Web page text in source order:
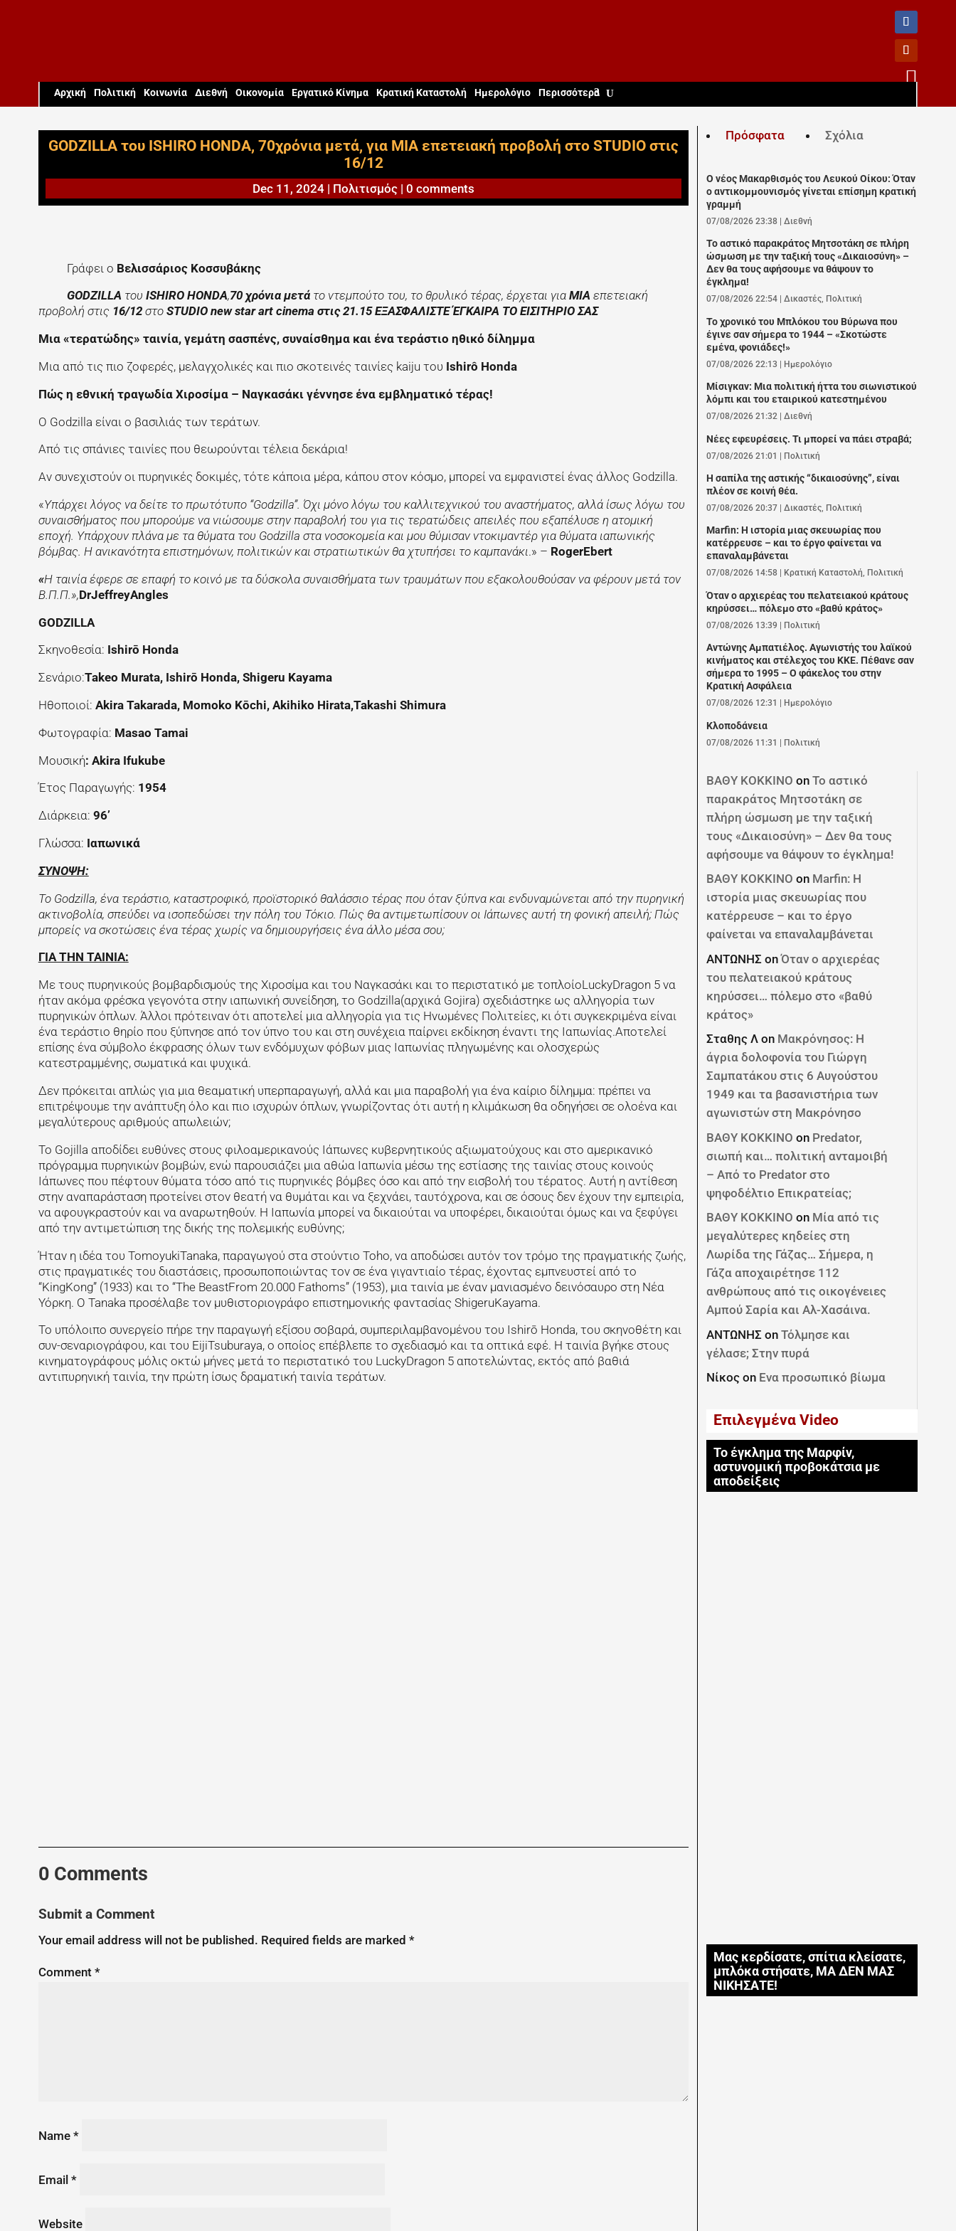

Aρχική Πολιτική Κοινωνία Διεθνή Οικονομία Εργατικό Κίνημα Κρατική Καταστολή Ημερολόγιο Περισσότερα
GODZILLA του ISHIRO HONDA, 70χρόνια μετά, για ΜΙΑ επετειακή προβολή στο STUDIO στις
16/12
Dec 11, 2024| Πολιτισμός| 0 comments
Γράφει ο Βελισσάριος Κοσσυβάκης
GODZILLA του ISHIRO HONDA,70 χρόνια μετάτο ντεμπούτο του, το θρυλικό τέρας, έρχεται γιαΜΙΑ επετειακή
προβολή στις 16/12στο STUDIO new star art cinema στις 21.15 ΕΞΑΣΦΑΛΙΣΤΕ ΈΓΚΑΙΡΑ ΤΟ ΕΙΣΙΤΗΡΙΟ ΣΑΣ
Μια «τερατώδης» ταινία, γεμάτη σασπένς, συναίσθημα και ένα τεράστιο ηθικό δίλημμα
Μια από τις πιο ζοφερές, μελαγχολικές και πιο σκοτεινές ταινίες kaiju του Ishirô Honda
Πώς η εθνική τραγωδία Χιροσίμα – Ναγκασάκι γέννησε ένα εμβληματικό τέρας!
Ο Godzilla είναι ο βασιλιάς των τεράτων.
Από τις σπάνιες ταινίες που θεωρούνται τέλεια δεκάρια!
Αν συνεχιστούν οι πυρηνικές δοκιμές, τότε κάποια μέρα, κάπου στον κόσμο, μπορεί να εμφανιστεί ένας άλλος Godzilla.
«Υπάρχει λόγος να δείτε το πρωτότυπο “Godzilla”. Όχι μόνο λόγω του καλλιτεχνικού του αναστήματος, αλλά ίσως λόγω του
συναισθήματος που μπορούμε να νιώσουμε στην παραβολή του για τις τερατώδεις απειλές που εξαπέλυσε η ατομική
εποχή. Υπάρχουν πλάνα με τα θύματα του Godzilla στα νοσοκομεία και μου θύμισαν ντοκιμαντέρ για θύματα ιαπωνικής
βόμβας. Η ανικανότητα επιστημόνων, πολιτικών και στρατιωτικών θα χτυπήσει το καμπανάκι.» – RogerEbert
«Η ταινία έφερε σε επαφή το κοινό με τα δύσκολα συναισθήματα των τραυμάτων που εξακολουθούσαν να φέρουν μετά τον
Β.Π.Π.»,DrJeffreyAngles
GODZILLA
Σκηνοθεσία: Ishirō Honda
Σενάριο:Takeo Murata, Ishirō Honda, Shigeru Kayama
Ηθοποιοί: Akira Takarada, Momoko Kōchi, Akihiko Hirata,Takashi Shimura
Φωτογραφία: Masao Tamai
Μουσική: Akira Ifukube
Έτος Παραγωγής: 1954
Διάρκεια: 96’
Γλώσσα: Ιαπωνικά
ΣΥΝΟΨΗ:
Το Godzilla, ένα τεράστιο, καταστροφικό, προϊστορικό θαλάσσιο τέρας που όταν ξύπνα και ενδυναμώνεται από την πυρηνική
ακτινοβολία, σπεύδει να ισοπεδώσει την πόλη του Τόκιο. Πώς θα αντιμετωπίσουν οι Ιάπωνες αυτή τη φονική απειλή; Πώς
μπορείς να σκοτώσεις ένα τέρας χωρίς να δημιουργήσεις ένα άλλο μέσα σου;
ΓΙΑ ΤΗΝ ΤΑΙΝΙΑ:
Με τους πυρηνικούς βομβαρδισμούς της Χιροσίμα και του Ναγκασάκι και το περιστατικό με τοπλοίοLuckyDragon 5 να
ήταν ακόμα φρέσκα γεγονότα στην ιαπωνική συνείδηση, το Godzilla(αρχικά Gojira) σχεδιάστηκε ως αλληγορία των
πυρηνικών όπλων. Άλλοι πρότειναν ότι αποτελεί μια αλληγορία για τις Ηνωμένες Πολιτείες, κι ότι συγκεκριμένα είναι
ένα τεράστιο θηρίο που ξύπνησε από τον ύπνο του και στη συνέχεια παίρνει εκδίκηση έναντι της Ιαπωνίας.Αποτελεί
επίσης ένα σύμβολο έκφρασης όλων των ενδόμυχων φόβων μιας Ιαπωνίας πληγωμένης και ολοσχερώς
κατεστραμμένης, σωματικά και ψυχικά.
Δεν πρόκειται απλώς για μια θεαματική υπερπαραγωγή, αλλά και μια παραβολή για ένα καίριο δίλημμα: πρέπει να
επιτρέψουμε την ανάπτυξη όλο και πιο ισχυρών όπλων, γνωρίζοντας ότι αυτή η κλιμάκωση θα οδηγήσει σε ολοένα και
μεγαλύτερους αριθμούς απωλειών;
Το Gojilla αποδίδει ευθύνες στους φιλοαμερικανούς Ιάπωνες κυβερνητικούς αξιωματούχους και στο αμερικανικό
πρόγραμμα πυρηνικών βομβών, ενώ παρουσιάζει μια αθώα Ιαπωνία μέσω της εστίασης της ταινίας στους κοινούς
Ιάπωνες που πέφτουν θύματα τόσο από τις πυρηνικές βόμβες όσο και από την εισβολή του τέρατος. Αυτή η αντίθεση
στην αναπαράσταση προτείνει στον θεατή να θυμάται και να ξεχνάει, ταυτόχρονα, και σε όσους δεν έχουν την εμπειρία,
να αφουγκραστούν και να αναρωτηθούν. Η Ιαπωνία μπορεί να δικαιούται να υποφέρει, δικαιούται όμως και να ξεφύγει
από την αντιμετώπιση της δικής της πολεμικής ευθύνης;
Ήταν η ιδέα του TomoyukiTanaka, παραγωγού στα στούντιο Toho, να αποδώσει αυτόν τον τρόμο της πραγματικής ζωής,
στις πραγματικές του διαστάσεις, προσωποποιώντας τον σε ένα γιγαντιαίο τέρας, έχοντας εμπνευστεί από το
“KingKong” (1933) και το “The BeastFrom 20.000 Fathoms”(1953), μια ταινία με έναν μανιασμένο δεινόσαυρο στη Νέα
Υόρκη. Ο Tanaka προσέλαβε τον μυθιστοριογράφο επιστημονικής φαντασίας ShigeruKayama.
Το υπόλοιπο συνεργείο πήρε την παραγωγή εξίσου σοβαρά, συμπεριλαμβανομένου του Ishirō Honda, του σκηνοθέτη και
συν-σεναριογράφου, και του EijiTsuburaya, ο οποίος επέβλεπε το σχεδιασμό και τα οπτικά εφέ. Η ταινία βγήκε στους
κινηματογράφους μόλις οκτώ μήνες μετά το περιστατικό του LuckyDragon 5 αποτελώντας, εκτός από βαθιά
αντιπυρηνική ταινία, την πρώτη ίσως δραματική ταινία τεράτων.
0 Comments
Submit a Comment
Your email address will not be published. Required fields are marked *
Comment *
Name *
Email *
Website
Πρόσφατα Σχόλια
Ο νέος Μακαρθισμός του Λευκού Οίκου: Όταν
ο αντικομμουνισμός γίνεται επίσημη κρατική
γραμμή
07/08/2026 23:38 |Διεθνή
Το αστικό παρακράτος Μητσοτάκη σε πλήρη
ώσμωση με την ταξική τους «Δικαιοσύνη» –
Δεν θα τους αφήσουμε να θάψουν το
έγκλημα!
07/08/2026 22:54 |Δικαστές, Πολιτική
Το χρονικό του Μπλόκου του Βύρωνα που
έγινε σαν σήμερα το 1944 – «Σκοτώστε
εμένα, φονιάδες!»
07/08/2026 22:13 | Ημερολόγιο
Μίσιγκαν: Μια πολιτική ήττα του σιωνιστικού
λόμπι και του εταιρικού κατεστημένου
07/08/2026 21:32 |Διεθνή
Νέες εφευρέσεις. Τι μπορεί να πάει στραβά;
07/08/2026 21:01 | Πολιτική
Η σαπίλα της αστικής “δικαιοσύνης”, είναι
πλέον σε κοινή θέα.
07/08/2026 20:37 |Δικαστές, Πολιτική
Marfin: Η ιστορία μιας σκευωρίας που
κατέρρευσε – και το έργο φαίνεται να
επαναλαμβάνεται
07/08/2026 14:58 Κρατική Καταστολή, Πολιτική
Όταν ο αρχιερέας του πελατειακού κράτους
κηρύσσει… πόλεμο στο «βαθύ κράτος»
07/08/2026 13:39 | Πολιτική
Αντώνης Αμπατιέλος. Αγωνιστής του λαϊκού
κινήματος και στέλεχος του ΚΚΕ. Πέθανε σαν
σήμερα το 1995 – Ο φάκελος του στην
Κρατική Ασφάλεια
07/08/2026 12:31 Ημερολόγιο
Κλοποδάνεια
07/08/2026 11:31 | Πολιτική
ΒΑΘΥ ΚΟΚΚΙΝΟ onΤο αστικό
παρακράτος Μητσοτάκη σε
πλήρη ώσμωση με την ταξική
τους «Δικαιοσύνη» – Δεν θα τους
αφήσουμε να θάψουν το έγκλημα!
ΒΑΘΥ ΚΟΚΚΙΝΟ on Marfin: Η
ιστορία μιας σκευωρίας που
κατέρρευσε – και το έργο
φαίνεται να επαναλαμβάνεται
ΑΝΤΩΝΗΣ onΌταν ο αρχιερέας
του πελατειακού κράτους
κηρύσσει… πόλεμο στο «βαθύ
κράτος»
Σταθης Λ on Μακρόνησος: Η
άγρια δολοφονία του Γιώργη
Σαμπατάκου στις 6 Αυγούστου
1949 και τα βασανιστήρια των
αγωνιστών στη Μακρόνησο
ΒΑΘΥ ΚΟΚΚΙΝΟ on Predator,
σιωπή και… πολιτική ανταμοιβή
– Από το Predator στο
ψηφοδέλτιο Επικρατείας;
ΒΑΘΥ ΚΟΚΚΙΝΟ on Μία από τις
μεγαλύτερες κηδείες στη
Λωρίδα της Γάζας… Σήμερα, η
Γάζα αποχαιρέτησε 112
ανθρώπους από τις οικογένειες
Αμπού Σαρία και Αλ-Χασάινα.
ΑΝΤΩΝΗΣ onΤόλμησε και
γέλασε; Στην πυρά
Νίκος on Ενα προσωπικό βίωμα
Επιλεγμένα Video
Το έγκλημα της Μαρφίν,
αστυνομική προβοκάτσια με
αποδείξεις
Μας κερδίσατε, σπίτια κλείσατε,
μπλόκα στήσατε, ΜΑ ΔΕΝ ΜΑΣ
ΝΙΚΗΣΑΤΕ!